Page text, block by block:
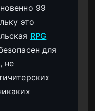
99
это
RPG,
для
не